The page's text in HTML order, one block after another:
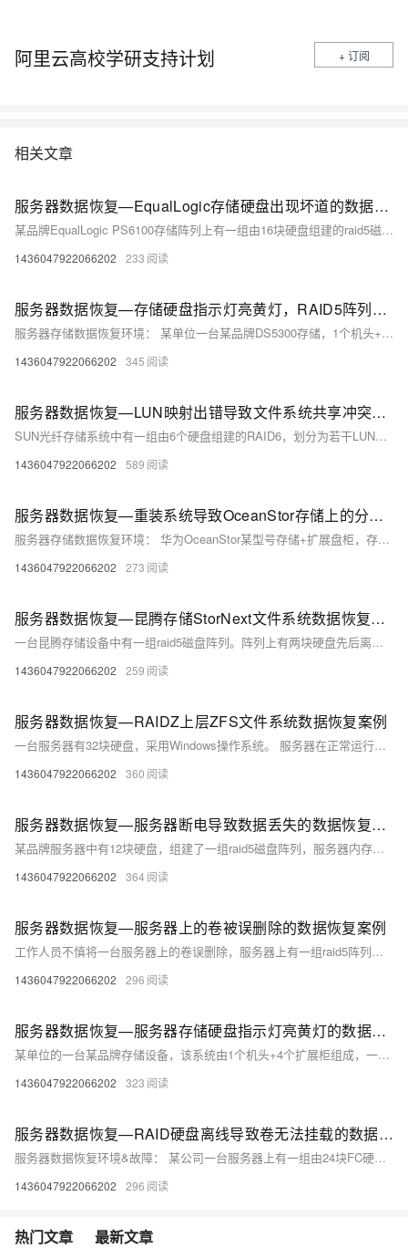
阿里云高校学研支持计划 + 订阅
相关文章
服务器数据恢复—EqualLogic存储硬盘出现坏道的数据恢复案例
某品牌EqualLogic PS6100存储阵列上有一组由16块硬盘组建的raid5磁盘阵列。磁盘阵列上层划分多个大小不同的卷，存放虚拟机文件。 硬盘出现故障导致存储阵列不可用，需要恢复存储阵列中的数据。
1436047922066202 233
服务器数据恢复—存储硬盘指示灯亮黄灯，RAID5阵列崩溃的数据恢复案例
服务器存储数据恢复环境： 某单位一台某品牌DS5300存储，1个机头+4个扩展柜，50块的硬盘组建了两组RAID5阵列。一组raid5阵列有27块硬盘，存放Oracle数据库文件。存储系统上层一共划分了11个卷。 服务器存储故障： 存储设备上两个硬盘指示灯亮黄色。其中一组RAID5阵列崩溃，存储不可用，设备已经过保。
1436047922066202 345
服务器数据恢复—LUN映射出错导致文件系统共享冲突的数据恢复案例
SUN光纤存储系统中有一组由6个硬盘组建的RAID6，划分为若干LUN，MAP到跑不同业务的服务器上，这些服务器上运行的是SOLARIS操作系统。 服务器不存在物理故障。由于公司业务变化，需要增加一台服务器跑新的应用。服务器管理员在原服务器在线的状态下，将其中一个lun映射到一台新服务器上。实际上，这个刚映射过去的卷已经map到了solaris生产系统上的某个lun上了。映射到新服务器后，服务器对这个卷进行初始化的操作，原solaris系统上的磁盘报错，重启服务器后这个卷已经无法挂载。 服务器管理员寻求sun原厂工程师的帮助。sun工程师检测后执行了fsck操作。执行完成后文件系统挂载成功。查
1436047922066202 589
服务器数据恢复—重装系统导致OceanStor存储上的分区无法访问的数据恢复案例
服务器存储数据恢复环境： 华为OceanStor某型号存储+扩展盘柜，存储中的硬盘组建了raid5磁盘阵列，上层分配了1个lun。 linux操作系统，划分了两个分区，分区一通过lvm扩容，分区二为xfs文件系统。 服务器存储故障： 工作人员重装系统操作失误导致磁盘分区变化，分区二无法访问，数据丢失。
1436047922066202 273
服务器数据恢复—昆腾存储StorNext文件系统数据恢复案例
一台昆腾存储设备中有一组raid5磁盘阵列。阵列上有两块硬盘先后离线，raid5磁盘阵列不可用。
1436047922066202 259
服务器数据恢复—RAIDZ上层ZFS文件系统数据恢复案例
一台服务器有32块硬盘，采用Windows操作系统。 服务器在正常运行的时候突然变得不可用。没有异常断电、进水、异常操作、机房不稳定等外部因素。服务器管理员重启服务器，但是服务器无法进入系统。管理员联系北亚企安数据恢复工程师要求恢复服务器数据。
1436047922066202 360
服务器数据恢复—服务器断电导致数据丢失的数据恢复案例
某品牌服务器中有12块硬盘，组建了一组raid5磁盘阵列，服务器内存储的是普通文件。 机房供电不稳定导致服务器断电，管理员重启服务器后发现服务器无法正常工作。 根据描述的故障发生过程，北亚企安数据恢复工程师推断故障是意外断电导致raid模块损坏。
1436047922066202 364
服务器数据恢复—服务器上的卷被误删除的数据恢复案例
工作人员不慎将一台服务器上的卷误删除，服务器上有一组raid5阵列。需要恢复误删除的数据。
1436047922066202 296
服务器数据恢复—服务器存储硬盘指示灯亮黄灯的数据恢复案例
某单位的一台某品牌存储设备，该系统由1个机头+4个扩展柜组成，一共有50块硬盘组建了两组RAID5阵列。上层划分了11个卷。 一组RAID崩溃，该组RAID由27块硬盘组建，存放的是Oracle数据库文件。 服务器不可用，已经过保。
1436047922066202 323
服务器数据恢复—RAID硬盘离线导致卷无法挂载的数据恢复案例
服务器数据恢复环境&故障： 某公司一台服务器上有一组由24块FC硬盘组建的raid。 服务器出现故障，无法正常工作。 经过初步检测，管理员发现导致服务器故障的原因是raid中有两块硬盘掉线，导致卷无法挂载。
1436047922066202 296
热门文章 最新文章